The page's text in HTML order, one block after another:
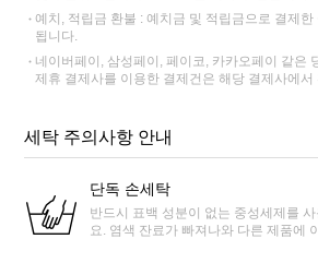
예치, 적립금 환불 : 예치금 및 적립금으로 결제한
됩니다.
네이버페이, 삼성페이, 페이코, 카카오페이 같은
제휴 결제사를 이용한 결제건은 해당 결제사에서
세탁 주의사항 안내
단독 손세탁
반드시 표백 성분이 없는 중성세제를
요. 염색 잔료가 빠져나와 다른 제품에